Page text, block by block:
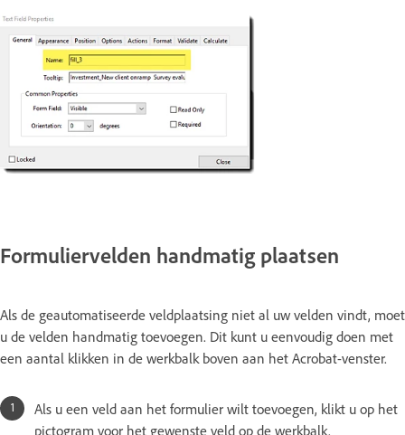
Formuliervelden handmatig plaatsen
Als de geautomatiseerde veldplaatsing niet al uw velden vindt, moet
u de velden handmatig toevoegen. Dit kunt u eenvoudig doen met
een aantal klikken in de werkbalk boven aan het Acrobat-venster.
Als u een veld aan het formulier wilt toevoegen, klikt u op het
pictogram voor het gewenste veld op de werkbalk.